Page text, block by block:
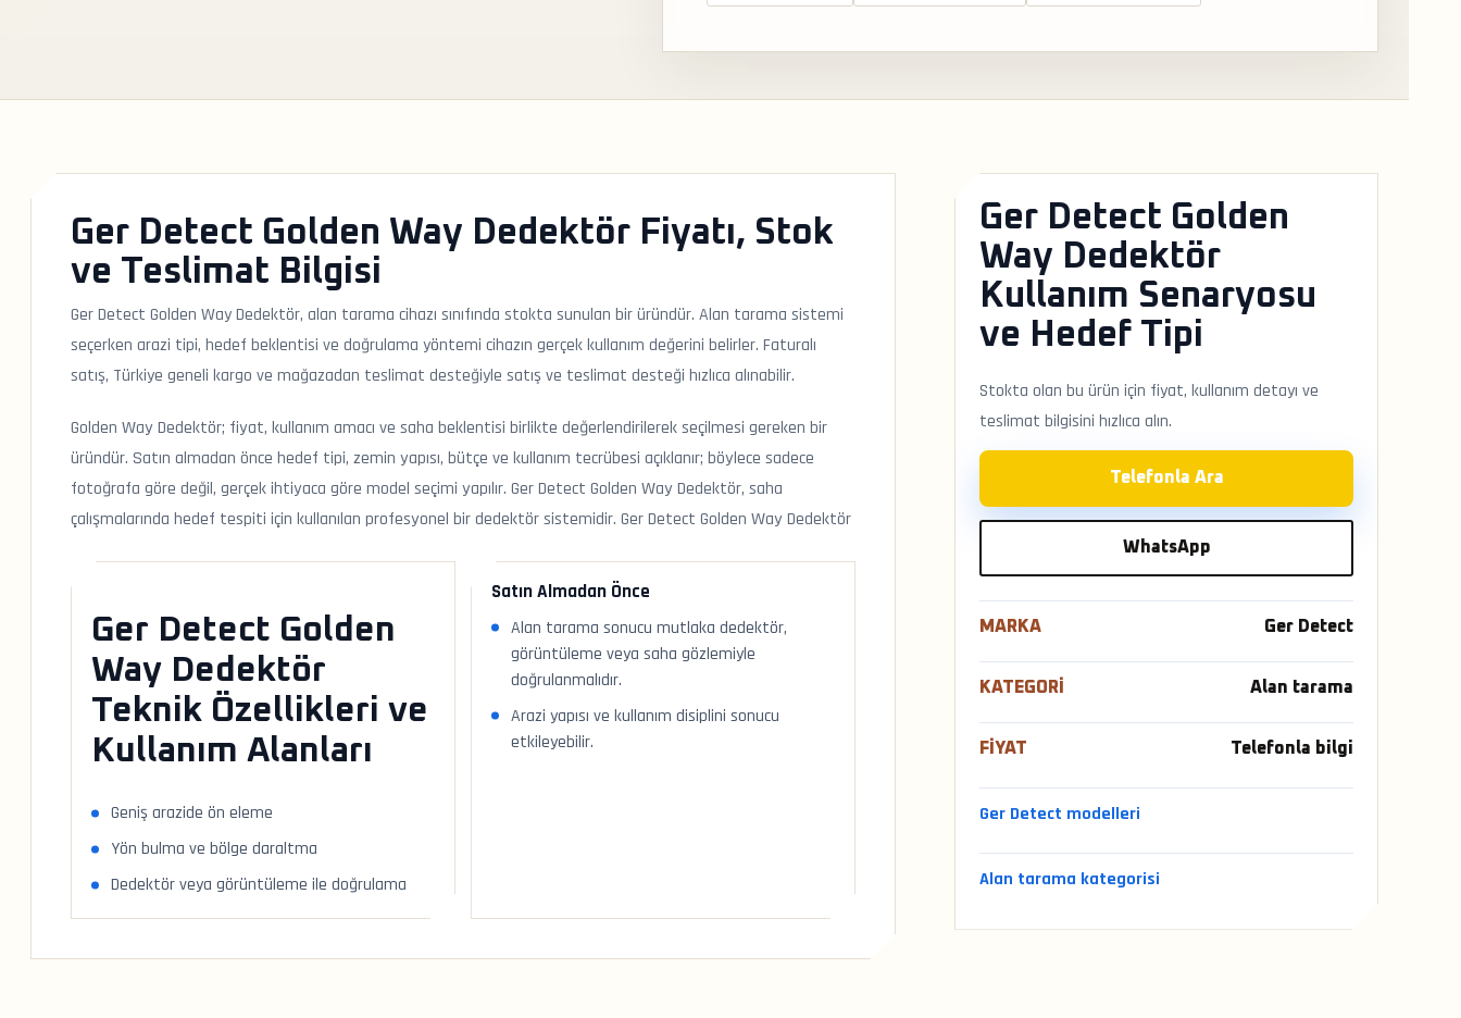
Ger Detect Golden Way Dedektör Fiyatı, Stok
ve Teslimat Bilgisi
Ger Detect Golden Way Dedektör, alan tarama cihazı sınıfında stokta sunulan bir üründür. Alan tarama sistemi
seçerken arazi tipi, hedef beklentisi ve doğrulama yöntemi cihazın gerçek kullanım değerini belirler. Faturalı
satış, Türkiye geneli kargo ve mağazadan teslimat desteğiyle satış ve teslimat desteği hızlıca alınabilir.
Golden Way Dedektör; fiyat, kullanım amacı ve saha beklentisi birlikte değerlendirilerek seçilmesi gereken bir
üründür. Satın almadan önce hedef tipi, zemin yapısı, bütçe ve kullanım tecrübesi açıklanır; böylece sadece
fotoğrafa göre değil, gerçek ihtiyaca göre model seçimi yapılır. Ger Detect Golden Way Dedektör, saha
çalışmalarında hedef tespiti için kullanılan profesyonel bir dedektör sistemidir. Ger Detect Golden Way Dedektör
Ger Detect Golden
Way Dedektör
Teknik Özellikleri ve
Kullanım Alanları
Geniş arazide ön eleme
Yön bulma ve bölge daraltma
Dedektör veya görüntüleme ile doğrulama
Satın Almadan Önce
Alan tarama sonucu mutlaka dedektör,
görüntüleme veya saha gözlemiyle
doğrulanmalıdır.
Arazi yapısı ve kullanım disiplini sonucu
etkileyebilir.
Ger Detect Golden
Way Dedektör
Kullanım Senaryosu
ve Hedef Tipi
Stokta olan bu ürün için fiyat, kullanım detayı ve
teslimat bilgisini hızlıca alın.
Telefonla Ara
WhatsApp
MARKA Ger Detect
KATEGORI Alan tarama
FIYAT Telefonla bilgi
Ger Detect modelleri
Alan tarama kategorisi